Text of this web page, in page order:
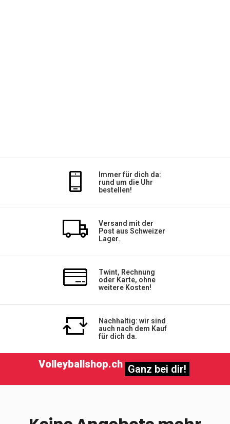
Immer für dich da:
rund um die Uhr
bestellen!
Versand mit der
Post aus Schweizer
Lager.
Twint, Rechnung
oder Karte, ohne
weitere Kosten!
Nachhaltig: wir sind
auch nach dem Kauf
für dich da.
Volleyballshop.ch Ganz bei dir!